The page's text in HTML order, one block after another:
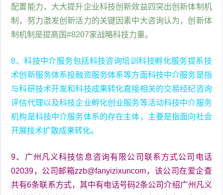
配置能力，大大提升企业科技创新效益四突出创新体制机
制，努力激发创新活力的关键因素中大咨询认为，创新体
制机制是提高国#8207家战略科技力量。
8、科技中介服务包括科技咨询培训科技孵化服务提系技
术创新服务体系投融资服务体系等方面科技中介服务是指
与科研技术开发和科技成果转化直接相关的交易经纪咨询
评估代理以及科技企业孵化创业服务等活动科技中介服务
机构是科技中介服务体系的存在主体，主要是指面向社会
开展技术扩散成果转化。
9、广州凡义科技信息咨询有限公司联系方式公司电话
02039，公司邮箱zzb@fanyizixuncom，该公司在爱企查
共有6条联系方式，其中有电话号码2条公司介绍广州凡义